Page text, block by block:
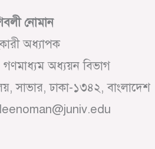
নোমান
অধ্যাপক
গণমাধ্যম অধ্যয়ন বিভাগ
সাভার, ঢাকা-১৩৪২, বাংলাদেশ